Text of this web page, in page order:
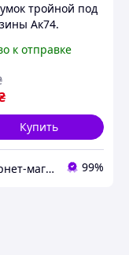
тройной под
Ак74.
рожков. Подсумок
к отправке
Купить
Інтернет-магазин "Оптових ЦІН" 99%